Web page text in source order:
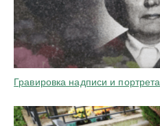
Гравировка надписи и портрета